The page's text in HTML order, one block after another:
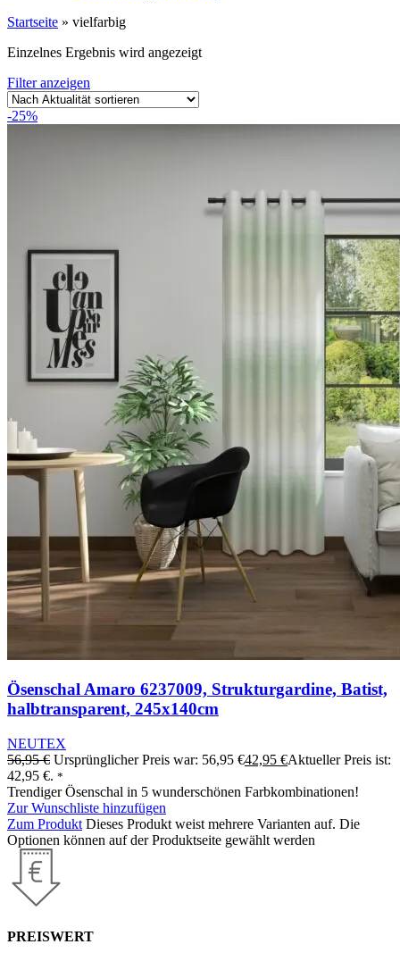
Startseite » vielfarbig
Einzelnes Ergebnis wird angezeigt
Filter anzeigen
-25%
Ösenschal Amaro 6237009, Strukturgardine, Batist,
halbtransparent, 245x140cm
NEUTEX
56,95€ Ursprünglicher Preis war: 56,95 €42,95 €Aktueller Preis ist:
42,95 €. *
Trendiger Ösenschal in 5 wunderschönen Farbkombinationen!
Zur Wunschliste hinzufügen
Zum Produkt Dieses Produkt weist mehrere Varianten auf. Die
Optionen können auf der Produktseite gewählt werden
PREISWERT